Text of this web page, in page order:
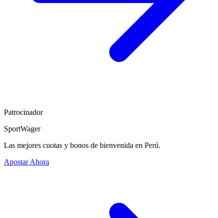
Patrocinador
SportWager
Las mejores cuotas y bonos de bienvenida en Perú.
Apostar Ahora